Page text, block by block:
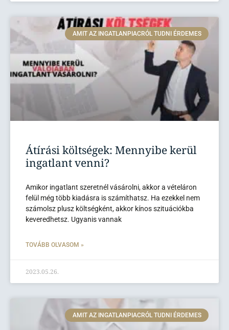
AMIT AZ INGATLANPIACRÓL TUDNI ÉRDEMES
Átírási költségek: Mennyibe kerül
ingatlant venni?
Amikor ingatlant szeretnél vásárolni, akkor a vételáron
felül még több kiadásra is számíthatsz. Ha ezekkel nem
számolsz plusz költségként, akkor kínos szituációkba
keveredhetsz. Ugyanis vannak
TOVÁBB OLVASOM »
2023.05.26.
AMIT AZ INGATLANPIACRÓL TUDNI ÉRDEMES